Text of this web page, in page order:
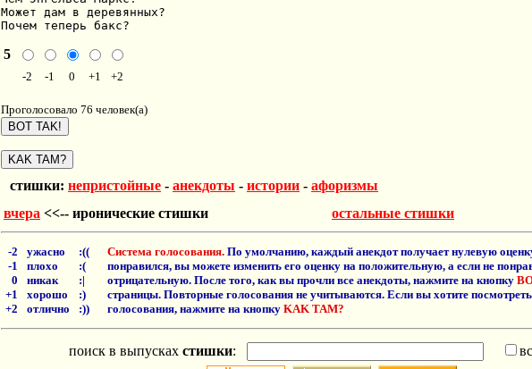
Может дам в деревянных?
Почем теперь бакс?
5
-2 -1 0 +1 +2
Проголосовало 76 человек(а)
стишки: непристойные - анекдоты - истории - афоризмы
вчера <<-- иронические стишки остальные стишки
-2
-1
0
+1
+2
ужасно
плохо
никак
хорошо
отлично
:((
:(
:|
:)
:))
Система голосования. По умолчанию, каждый анекдот получает нулевую
понравился, вы можете изменить его оценку на положительную, а если не
отрицательную. После того, как вы прочли все анекдоты, нажмите на кнопку
страницы. Повторные голосования не учитываются. Если вы хотите
голосования, нажмите на кнопку KAK TAM?
поиск в выпусках стишки: